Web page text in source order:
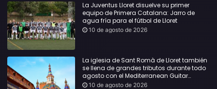
La Juventus Lloret disuelve su primer
equipo de Primera Catalana: Jarro de
agua fría para el fútbol de Lloret
10 de agosto de 2026
La iglesia de Sant Romà de Lloret también
se llena de grandes tributos durante todo
agosto con el Mediterranean Guitar
Festival
10 de agosto de 2026